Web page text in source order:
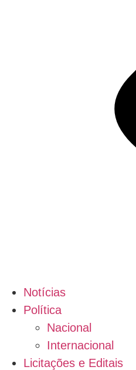
Notícias
Política
Nacional
Internacional
Licitações e Editais